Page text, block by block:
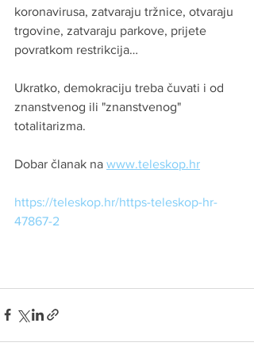
koronavirusa, zatvaraju tržnice, otvaraju
trgovine, zatvaraju parkove, prijete
povratkom restrikcija…
Ukratko, demokraciju treba čuvati i od
znanstvenog ili "znanstvenog"
totalitarizma.
Dobar članak na www.teleskop.hr
https://teleskop.hr/https-teleskop-hr-
47867-2